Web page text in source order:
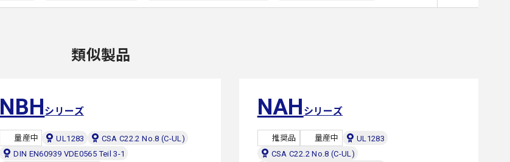
類似製品
NBHシリーズ
量産中 UL1283
CSA C22.2 No.8 (C-UL)
DIN EN60939 VDE0565 Teil 3-1
NAH シリーズ
推奨品 量産中
UL1283
CSA C22.2 No.8 (C-UL)